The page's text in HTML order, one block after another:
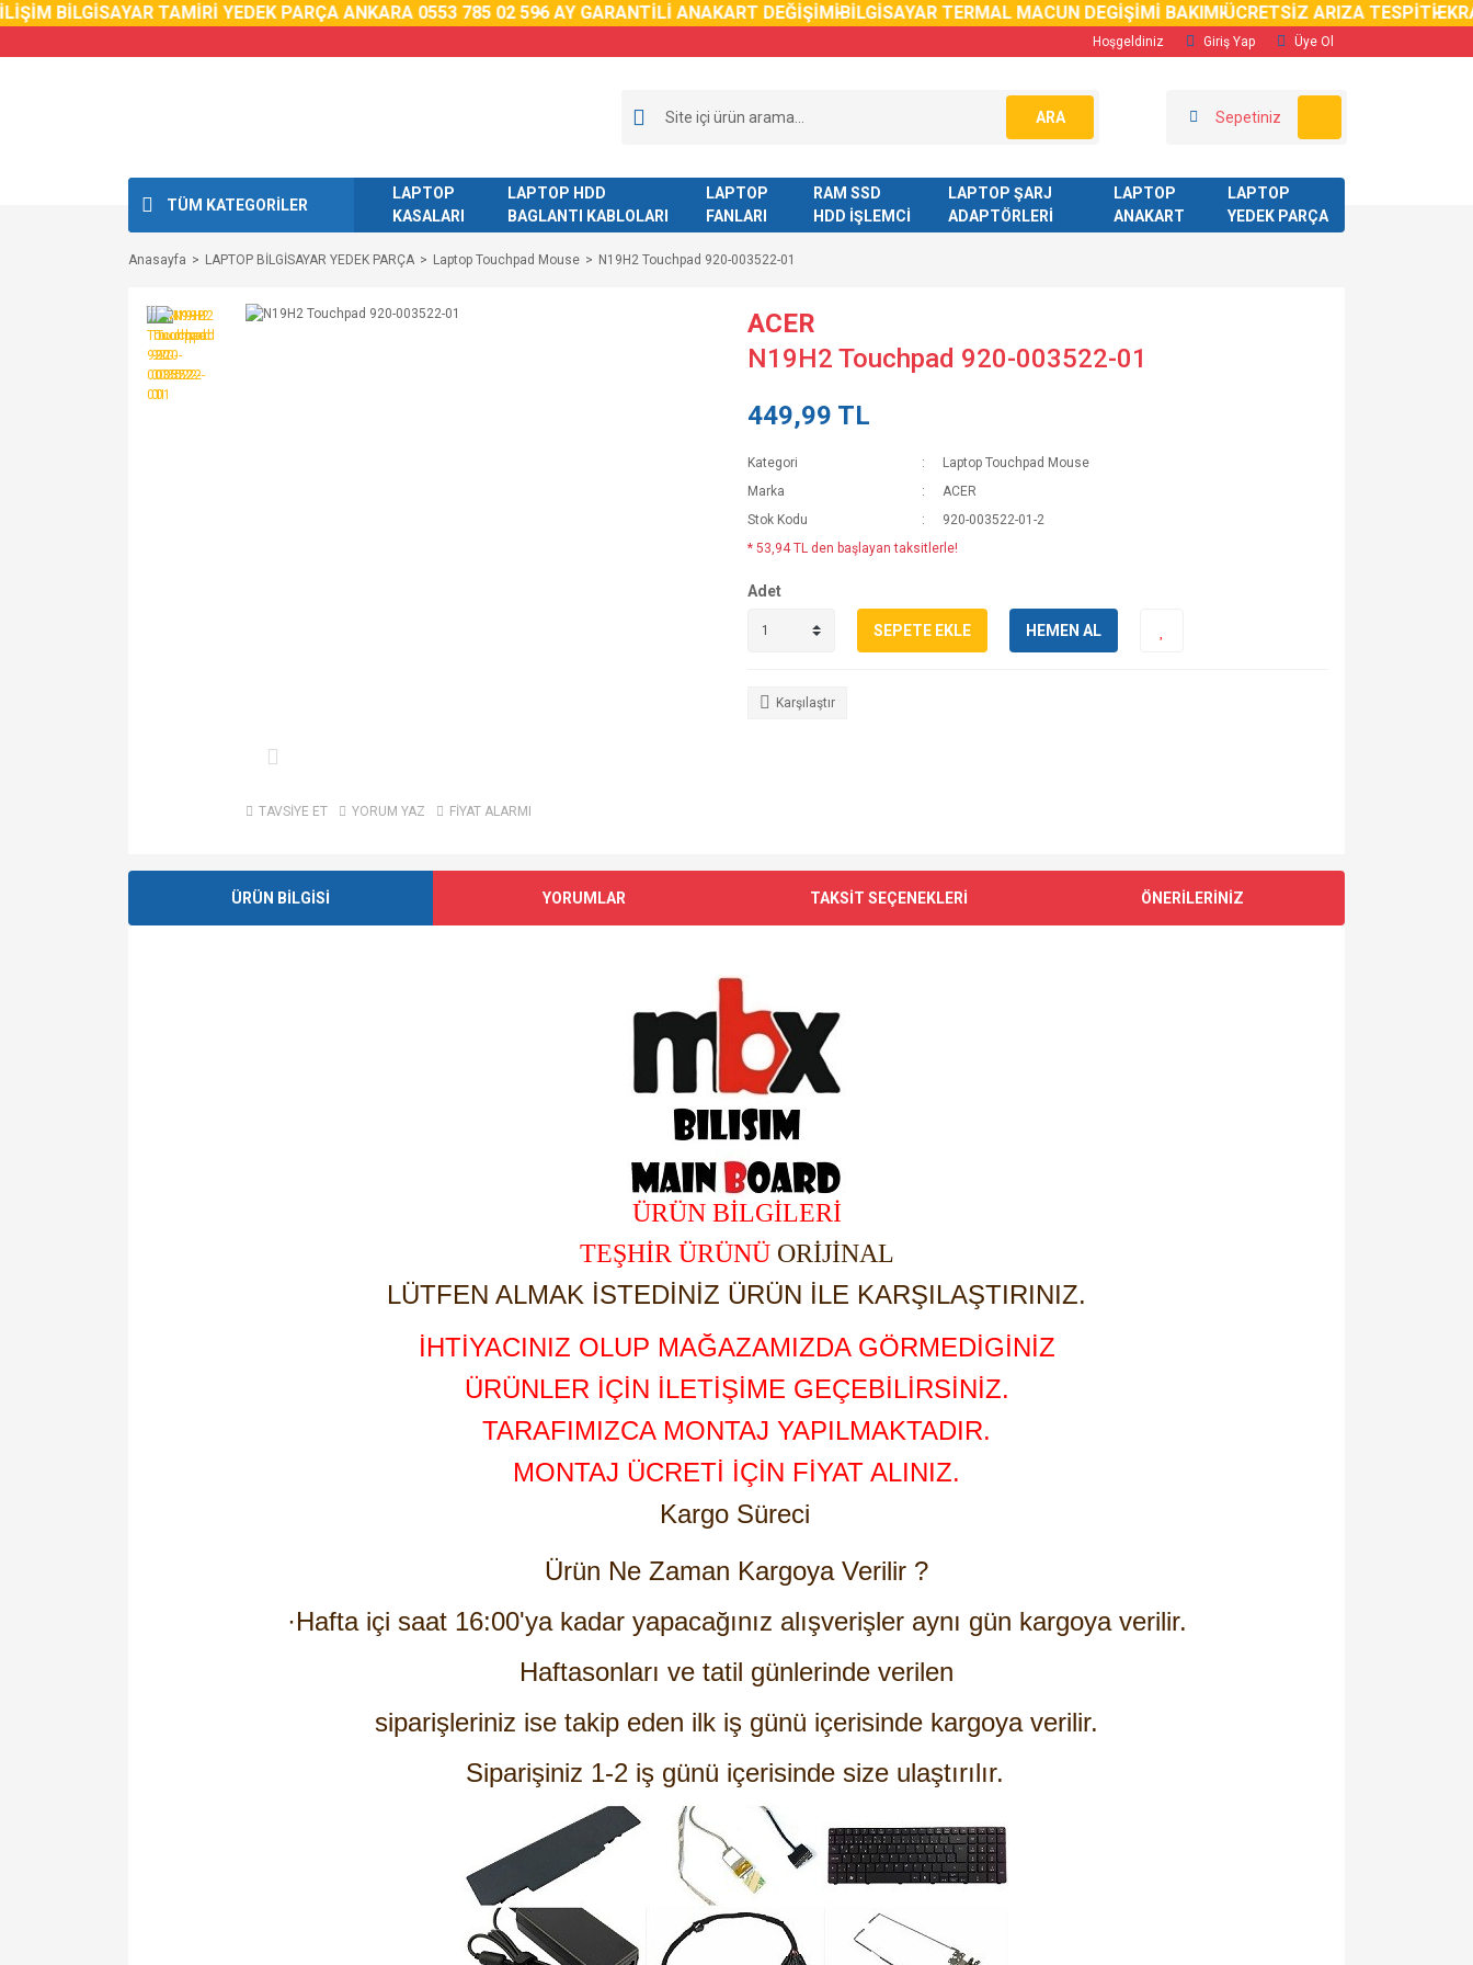
BİLGİSAYAR TAMİRİ YEDEK PARÇA ANKARA 0553 785 02 596 AY GARANTİLİ ANAKART DEĞİŞİMİBİLGİSAYAR TERMAL MACUN DEGİŞİMİ BAKIMIÜCRETSİZ ARIZA TESPİTİ
Hoşgeldiniz Giriş Yap Üye Ol
ARA Sepetiniz
TÜM KATEGORİLER
LAPTOP
KASALARI
LAPTOP HDD
BAGLANTI KABLOLARI
LAPTOP
FANLARI
RAM SSD
HDD İŞLEMCİ
LAPTOP ŞARJ
ADAPTÖRLERİ
LAPTOP
ANAKART
LAPTOP
YEDEK PARÇA
Anasayfa LAPTOP BİLGİSAYAR YEDEK PARÇA Laptop Touchpad Mouse N19H2 Touchpad 920-003522-01
TAVSİYE ET YORUM YAZ FİYAT ALARMI
ACER
N19H2 Touchpad 920-003522-01
449,99 TL
Kategori
Laptop Touchpad Mouse
Marka
ACER
Stok Kodu
920-003522-01-2
* 53,94 TL den başlayan taksitlerle!
Adet
SEPETE EKLE HEMEN AL
Karşılaştır
ÜRÜN BİLGİSİ YORUMLAR TAKSİT SEÇENEKLERİ ÖNERİLERİNİZ
ÜRÜN BİLGİLERİ
TEŞHİR ÜRÜNÜ ORİJİNAL
LÜTFEN ALMAK İSTEDİNİZ ÜRÜN İLE KARŞILAŞTIRINIZ.
İHTİYACINIZ OLUP MAĞAZAMIZDA GÖRMEDİGİNİZ
ÜRÜNLER İÇİN İLETİŞİME GEÇEBİLİRSİNİZ.
TARAFIMIZCA MONTAJ YAPILMAKTADIR.
MONTAJ ÜCRETİ İÇİN FİYAT ALINIZ.
Kargo Süreci
Ürün Ne Zaman Kargoya Verilir ?
·Hafta içi saat 16:00'ya kadar yapacağınız alışverişler aynı gün kargoya verilir.
Haftasonları ve tatil günlerinde verilen
siparişleriniz ise takip eden ilk iş günü içerisinde kargoya verilir.
Siparişiniz 1-2 iş günü içerisinde size ulaştırılır.